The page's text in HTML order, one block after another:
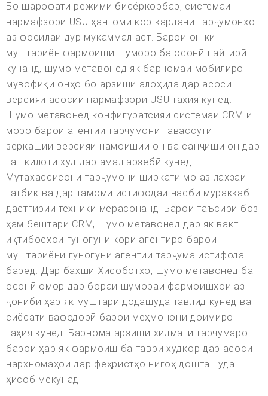
Бо шарофати режими бисёркорбар, системаи
нармафзори USU ҳангоми кор кардани тарҷумонҳо
аз фосилаи дур мукаммал аст. Барои он ки
муштариён фармоиши шуморо ба осонӣ пайгирӣ
кунанд, шумо метавонед як барномаи мобилиро
мувофиқи онҳо бо арзиши алоҳида дар асоси
версияи асосии нармафзори USU таҳия кунед.
Шумо метавонед конфигуратсияи системаи CRM-и
моро барои агентии тарҷумонӣ тавассути
зеркашии версияи намоишии он ва санҷиши он дар
ташкилоти худ дар амал арзёбӣ кунед.
Мутахассисони тарҷумони ширкати мо аз лаҳзаи
татбиқ ва дар тамоми истифодаи насби мураккаб
дастгирии техникӣ мерасонанд. Барои таъсири боз
ҳам бештари CRM, шумо метавонед дар як вақт
иқтибосҳои гуногуни кори агентиро барои
муштариёни гуногуни агентии тарҷума истифода
баред. Дар бахши Ҳисоботҳо, шумо метавонед ба
осонӣ омор дар бораи шумораи фармоишҳои аз
ҷониби ҳар як муштарӣ додашуда тавлид кунед ва
сиёсати вафодорӣ барои меҳмонони доимиро
таҳия кунед. Барнома арзиши хидмати тарҷумаро
барои ҳар як фармоиш ба таври худкор дар асоси
нархномаҳои дар феҳристҳо нигоҳ дошташуда
ҳисоб мекунад.